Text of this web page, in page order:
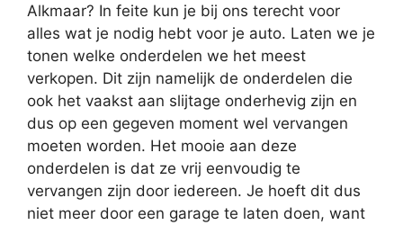
Alkmaar? In feite kun je bij ons terecht voor
alles wat je nodig hebt voor je auto. Laten we je
tonen welke onderdelen we het meest
verkopen. Dit zijn namelijk de onderdelen die
ook het vaakst aan slijtage onderhevig zijn en
dus op een gegeven moment wel vervangen
moeten worden. Het mooie aan deze
onderdelen is dat ze vrij eenvoudig te
vervangen zijn door iedereen. Je hoeft dit dus
niet meer door een garage te laten doen, want